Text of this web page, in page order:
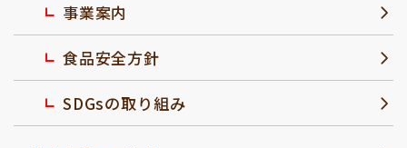
事業案内
食品安全方針
SDGsの取り組み